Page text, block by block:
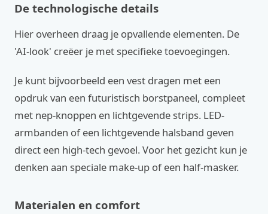
De technologische details
Hier overheen draag je opvallende elementen. De
'AI-look' creëer je met specifieke toevoegingen.
Je kunt bijvoorbeeld een vest dragen met een
opdruk van een futuristisch borstpaneel, compleet
met nep-knoppen en lichtgevende strips. LED-
armbanden of een lichtgevende halsband geven
direct een high-tech gevoel. Voor het gezicht kun je
denken aan speciale make-up of een half-masker.
Materialen en comfort